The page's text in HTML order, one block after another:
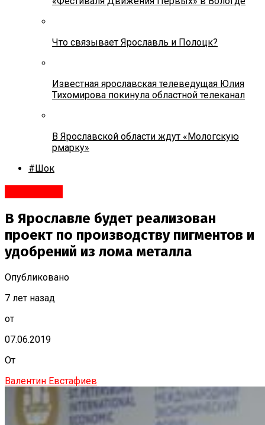
Что связывает Ярославль и Полоцк?
Известная ярославская телеведущая Юлия
Тихомирова покинула областной телеканал
В Ярославской области ждут «Мологскую
рмарку»
#Шок
В Ярославле будет реализован
проект по производству пигментов и
удобрений из лома металла
Опубликовано
7 лет назад
от
07.06.2019
От
Валентин Евстафиев